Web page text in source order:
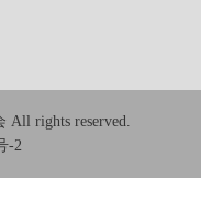
All rights reserved.
-2